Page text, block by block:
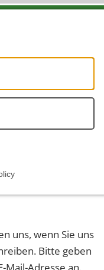
uns, wenn Sie uns
Bitte geben